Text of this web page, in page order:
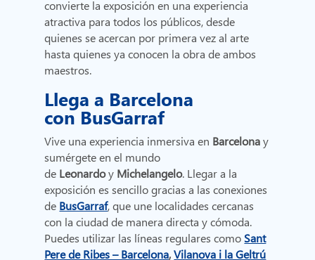
convierte la exposición en una experiencia
atractiva para todos los públicos, desde
quienes se acercan por primera vez al arte
hasta quienes ya conocen la obra de ambos
maestros.
Llega a Barcelona
con BusGarraf
Vive una experiencia inmersiva en Barcelonay
sumérgete en el mundo
de Leonardoy Michelangelo. Llegar a la
exposición es sencillo gracias a las conexiones
de BusGarraf, que une localidades cercanas
con la ciudad de manera directa y cómoda.
Puedes utilizar las líneas regulares como Sant
Pere de Ribes – Barcelona,Vilanova i la Geltrú